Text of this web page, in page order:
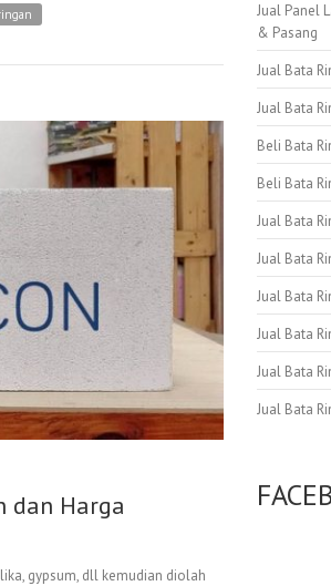
dan Harga
gypsum, dll kemudian diolah
Jual Panel
& Pasang
Jual Bata
Jual Bata
Beli Bata
Beli Bata
Jual Bata
Jual Bata
Jual Bata
Jual Bata
Jual Bata
Jual Bata